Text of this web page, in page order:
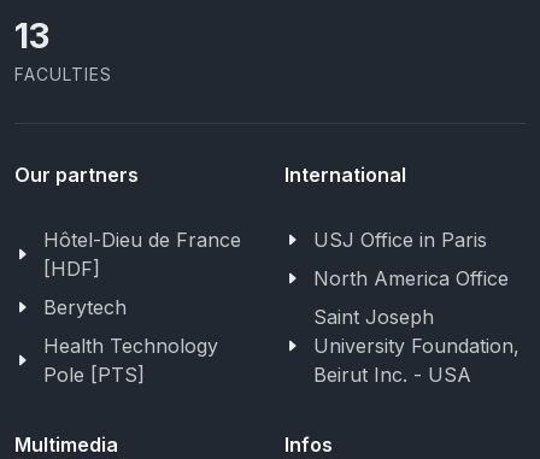
13
FACULTIES
Our partners
Hôtel-Dieu de France
[HDF]
Berytech
Health Technology
Pole [PTS]
International
USJ Office in Paris
North America Office
Saint Joseph
University Foundation,
Beirut Inc. - USA
Multimedia Infos